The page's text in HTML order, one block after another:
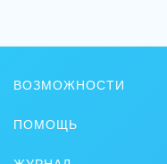
ВОЗМОЖНОСТИ
Онлайн-офис
ПОМОЩЬ